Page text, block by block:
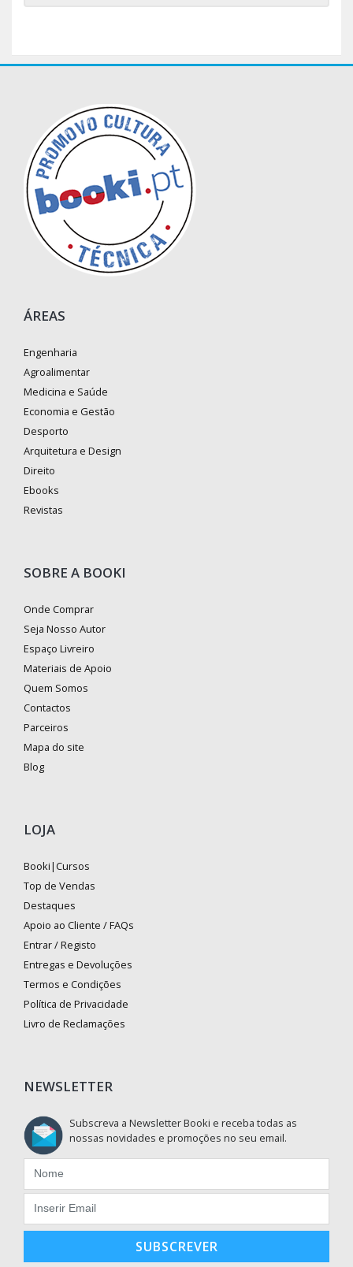
ÁREAS
Engenharia
Agroalimentar
Medicina e Saúde
Economia e Gestão
Desporto
Arquitetura e Design
Direito
Ebooks
Revistas
SOBRE A BOOKI
Onde Comprar
Seja Nosso Autor
Espaço Livreiro
Materiais de Apoio
Quem Somos
Contactos
Parceiros
Mapa do site
Blog
LOJA
Booki|Cursos
Top de Vendas
Destaques
Apoio ao Cliente / FAQs
Entrar / Registo
Entregas e Devoluções
Termos e Condições
Política de Privacidade
Livro de Reclamações
NEWSLETTER
Subscreva a Newsletter Booki e receba todas as
nossas novidades e promoções no seu email.
SUBSCREVER